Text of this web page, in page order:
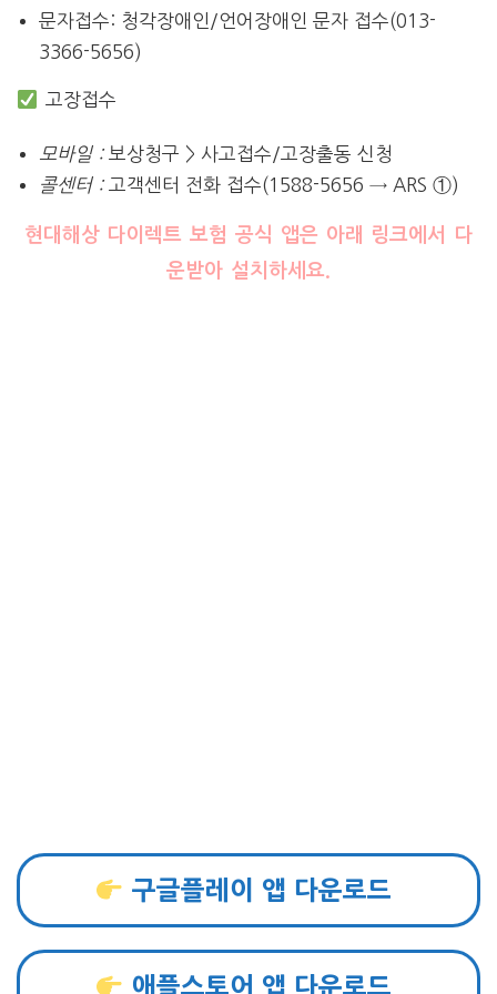
문자접수: 청각장애인/언어장애인 문자 접수(013-
3366-5656)
고장접수
모바일 : 보상청구 > 사고접수/고장출동 신청
콜센터 : 고객센터 전화 접수(1588-5656 → ARS ①)
현대해상 다이렉트 보험 공식 앱은 아래 링크에서 다
운받아 설치하세요.
구글플레이 앱 다운로드
애플스토어 앱 다운로드